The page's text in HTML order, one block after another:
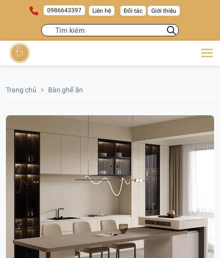
0986643397 Liên hệ Đối tác Giới thiệu
Trang chủ Bàn ghế ăn